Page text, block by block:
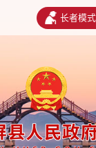
长者模式